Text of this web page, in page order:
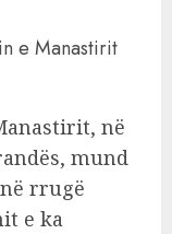
e Manastirit
në
mund
rrugë
e ka